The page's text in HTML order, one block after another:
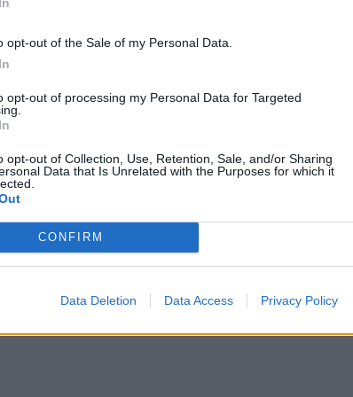
opt-out of the Sale of my Personal Data.
opt-out of processing my Personal Data for Targeted
opt-out of Collection, Use, Retention, Sale, and/or Sharing
Data that Is Unrelated with the Purposes for which it
CONFIRM
Data Deletion Data Access Privacy Policy
fejlődésétől, az előrejutáshoz pedig valódi
és a kisebbségek, állam és a polgárok között.
tiszteleten, az egyenlő jogokon és a Románia
kell alapulnia” – magyarázta a politikus.
a hazafiság ma már nem fejezhető ki
hogy „ünnepnapokon kokárdát viselünk”.
a mindennapi
meg: a törvények
való